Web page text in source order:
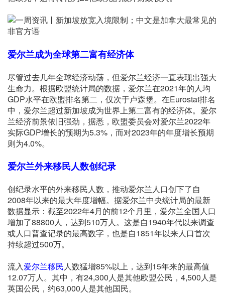
爱尔兰成为全球第二富有经济体
尽管过去几年全球经济动荡，但爱尔兰经济一直表现出强大
生命力。根据欧盟统计局的数据，爱尔兰在2021年的人均
GDP水平在欧盟排名第二，仅次于卢森堡。在Eurostat排名
中，爱尔兰超过新加坡成为世界上第二富有的经济体。爱尔
兰经济前景依旧强劲，据悉，欧盟委员会对爱尔兰2022年
实际GDP增长的预期为5.3%，而对2023年的年度增长预期
则为4.0%。
爱尔兰外来移民人数创纪录
创纪录水平的外来移民人数，推动爱尔兰人口创下了自
2008年以来的最大年度增幅。据爱尔兰中央统计局的最新
数据显示：截至2022年4月的前12个月里，爱尔兰全国人口
增加了88800人，达到510万人。这是自1940年代以来调查
或人口普查记录的最高数字，也是自1851年以来人口首次
持续超过500万。
流入爱尔兰移民人数猛增85%以上，达到15年来的最高值
12.07万人。其中，有24,300人是其他欧盟公民，4,500人是
英国公民，约63,000人是其他国民。